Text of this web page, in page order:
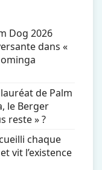
Dog 2026
dans «
de Palm
le Berger
reste » ?
chaque
vit l’existence